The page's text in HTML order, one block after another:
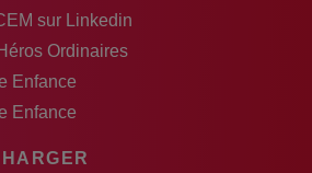
sur Linkedin
Ordinaires
Enfance
Enfance